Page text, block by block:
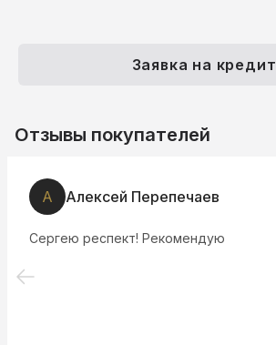
Заявка на кредит
Отзывы покупателей
А Алексей Перепечаев
Сергею респект! Рекомендую